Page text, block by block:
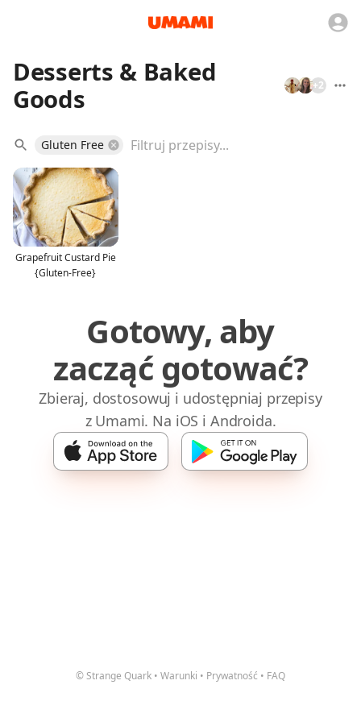
Desserts & Baked
Goods
+2
Gluten Free
Grapefruit Custard Pie
{Gluten-Free}
Gotowy, aby
zacząć gotować?
Zbieraj, dostosowuj i udostępniaj przepisy
z Umami. Na iOS i Androida.
© Strange Quark • Warunki • Prywatność • FAQ